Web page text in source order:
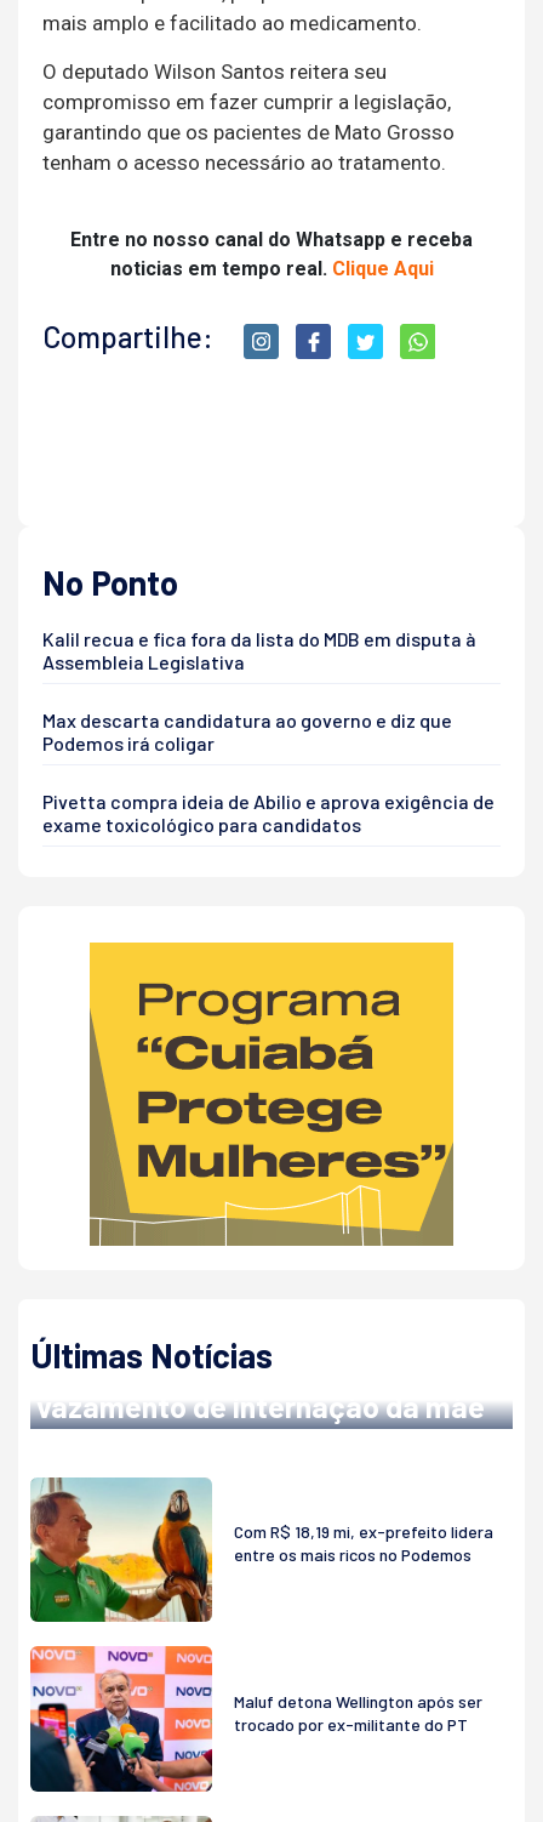
mais amplo e facilitado ao medicamento.
O deputado Wilson Santos reitera seu
compromisso em fazer cumprir a legislação,
garantindo que os pacientes de Mato Grosso
tenham o acesso necessário ao tratamento.
Entre no nosso canal do Whatsapp e receba
noticias em tempo real. Clique Aqui
Compartilhe:
No Ponto
Kalil recua e fica fora da lista do MDB em disputa à
Assembleia Legislativa
Max descarta candidatura ao governo e diz que
Podemos irá coligar
Pivetta compra ideia de Abilio e aprova exigência de
exame toxicológico para candidatos
Últimas Notícias
Abilio denuncia servidor após
vazamento de internação da mãe
Com R$ 18,19 mi, ex-prefeito lidera
entre os mais ricos no Podemos
Maluf detona Wellington após ser
trocado por ex-militante do PT